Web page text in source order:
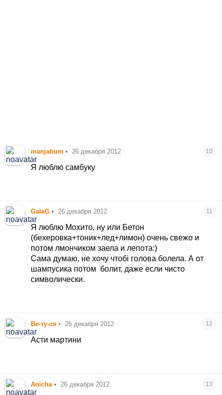
manjahum • 26 декабря 2012 10
Я люблю самбуку
GalaG • 26 декабря 2012 11
Я люблю Мохито, ну или Бетон
(бехеровка+тоник+лед+лимон) очень свежо и
потом лмончиком заела и лепота:)
Сама думаю, не хочу чтобі голова болела. А от
шампусика потом болит, даже если чисто
символически.
Ве-ту-ся • 26 декабря 2012 12
Асти мартини
Anicha • 26 декабря 2012 13